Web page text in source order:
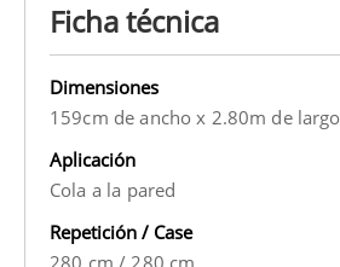
Ficha técnica
Dimensiones
159cm de ancho x 2.80m de largo
Aplicación
Cola a la pared
Repetición / Case